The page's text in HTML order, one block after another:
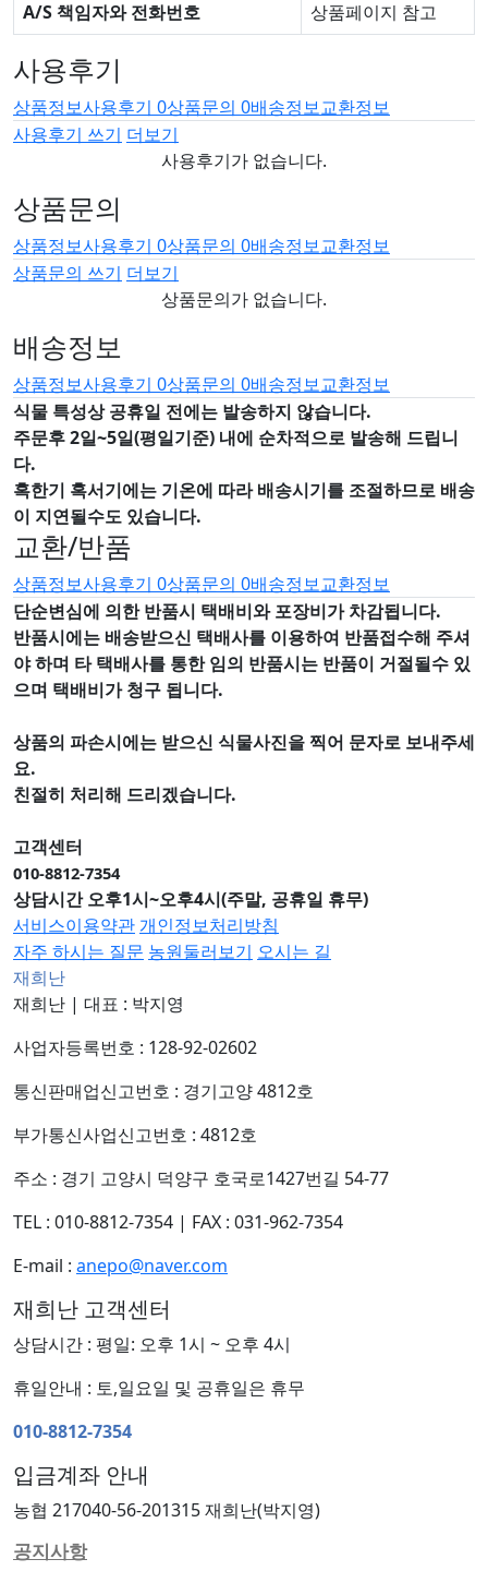
A/S 책임자와 전화번호 상품페이지 참고
사용후기
상품정보사용후기 0상품문의 0배송정보교환정보
사용후기 쓰기 더보기
사용후기가 없습니다.
상품문의
상품정보사용후기 0상품문의 0배송정보교환정보
상품문의 쓰기 더보기
상품문의가 없습니다.
배송정보
상품정보사용후기 0상품문의 0배송정보교환정보
식물 특성상 공휴일 전에는 발송하지 않습니다.
주문후 2일~5일(평일기준) 내에 순차적으로 발송해 드립니
다.
혹한기 혹서기에는 기온에 따라 배송시기를 조절하므로 배송
이 지연될수도 있습니다.
교환/반품
상품정보사용후기 0상품문의 0배송정보교환정보
단순변심에 의한 반품시 택배비와 포장비가 차감됩니다.
반품시에는 배송받으신 택배사를 이용하여 반품접수해 주셔
야 하며 타 택배사를 통한 임의 반품시는 반품이 거절될수 있
으며 택배비가 청구 됩니다.
상품의 파손시에는 받으신 식물사진을 찍어 문자로 보내주세
요.
친절히 처리해 드리겠습니다.
고객센터
010-8812-7354
상담시간 오후1시~오후4시(주말, 공휴일 휴무)
서비스이용약관 개인정보처리방침
자주 하시는 질문 농원둘러보기 오시는 길
재희난
재희난 | 대표 : 박지영
사업자등록번호 : 128-92-02602
통신판매업신고번호 : 경기고양 4812호
부가통신사업신고번호 : 4812호
주소 : 경기 고양시 덕양구 호국로1427번길 54-77
TEL : 010-8812-7354 | FAX : 031-962-7354
E-mail : anepo@naver.com
재희난 고객센터
상담시간 : 평일: 오후 1시 ~ 오후 4시
휴일안내 : 토,일요일 및 공휴일은 휴무
010-8812-7354
입금계좌 안내
농협 217040-56-201315 재희난(박지영)
공지사항